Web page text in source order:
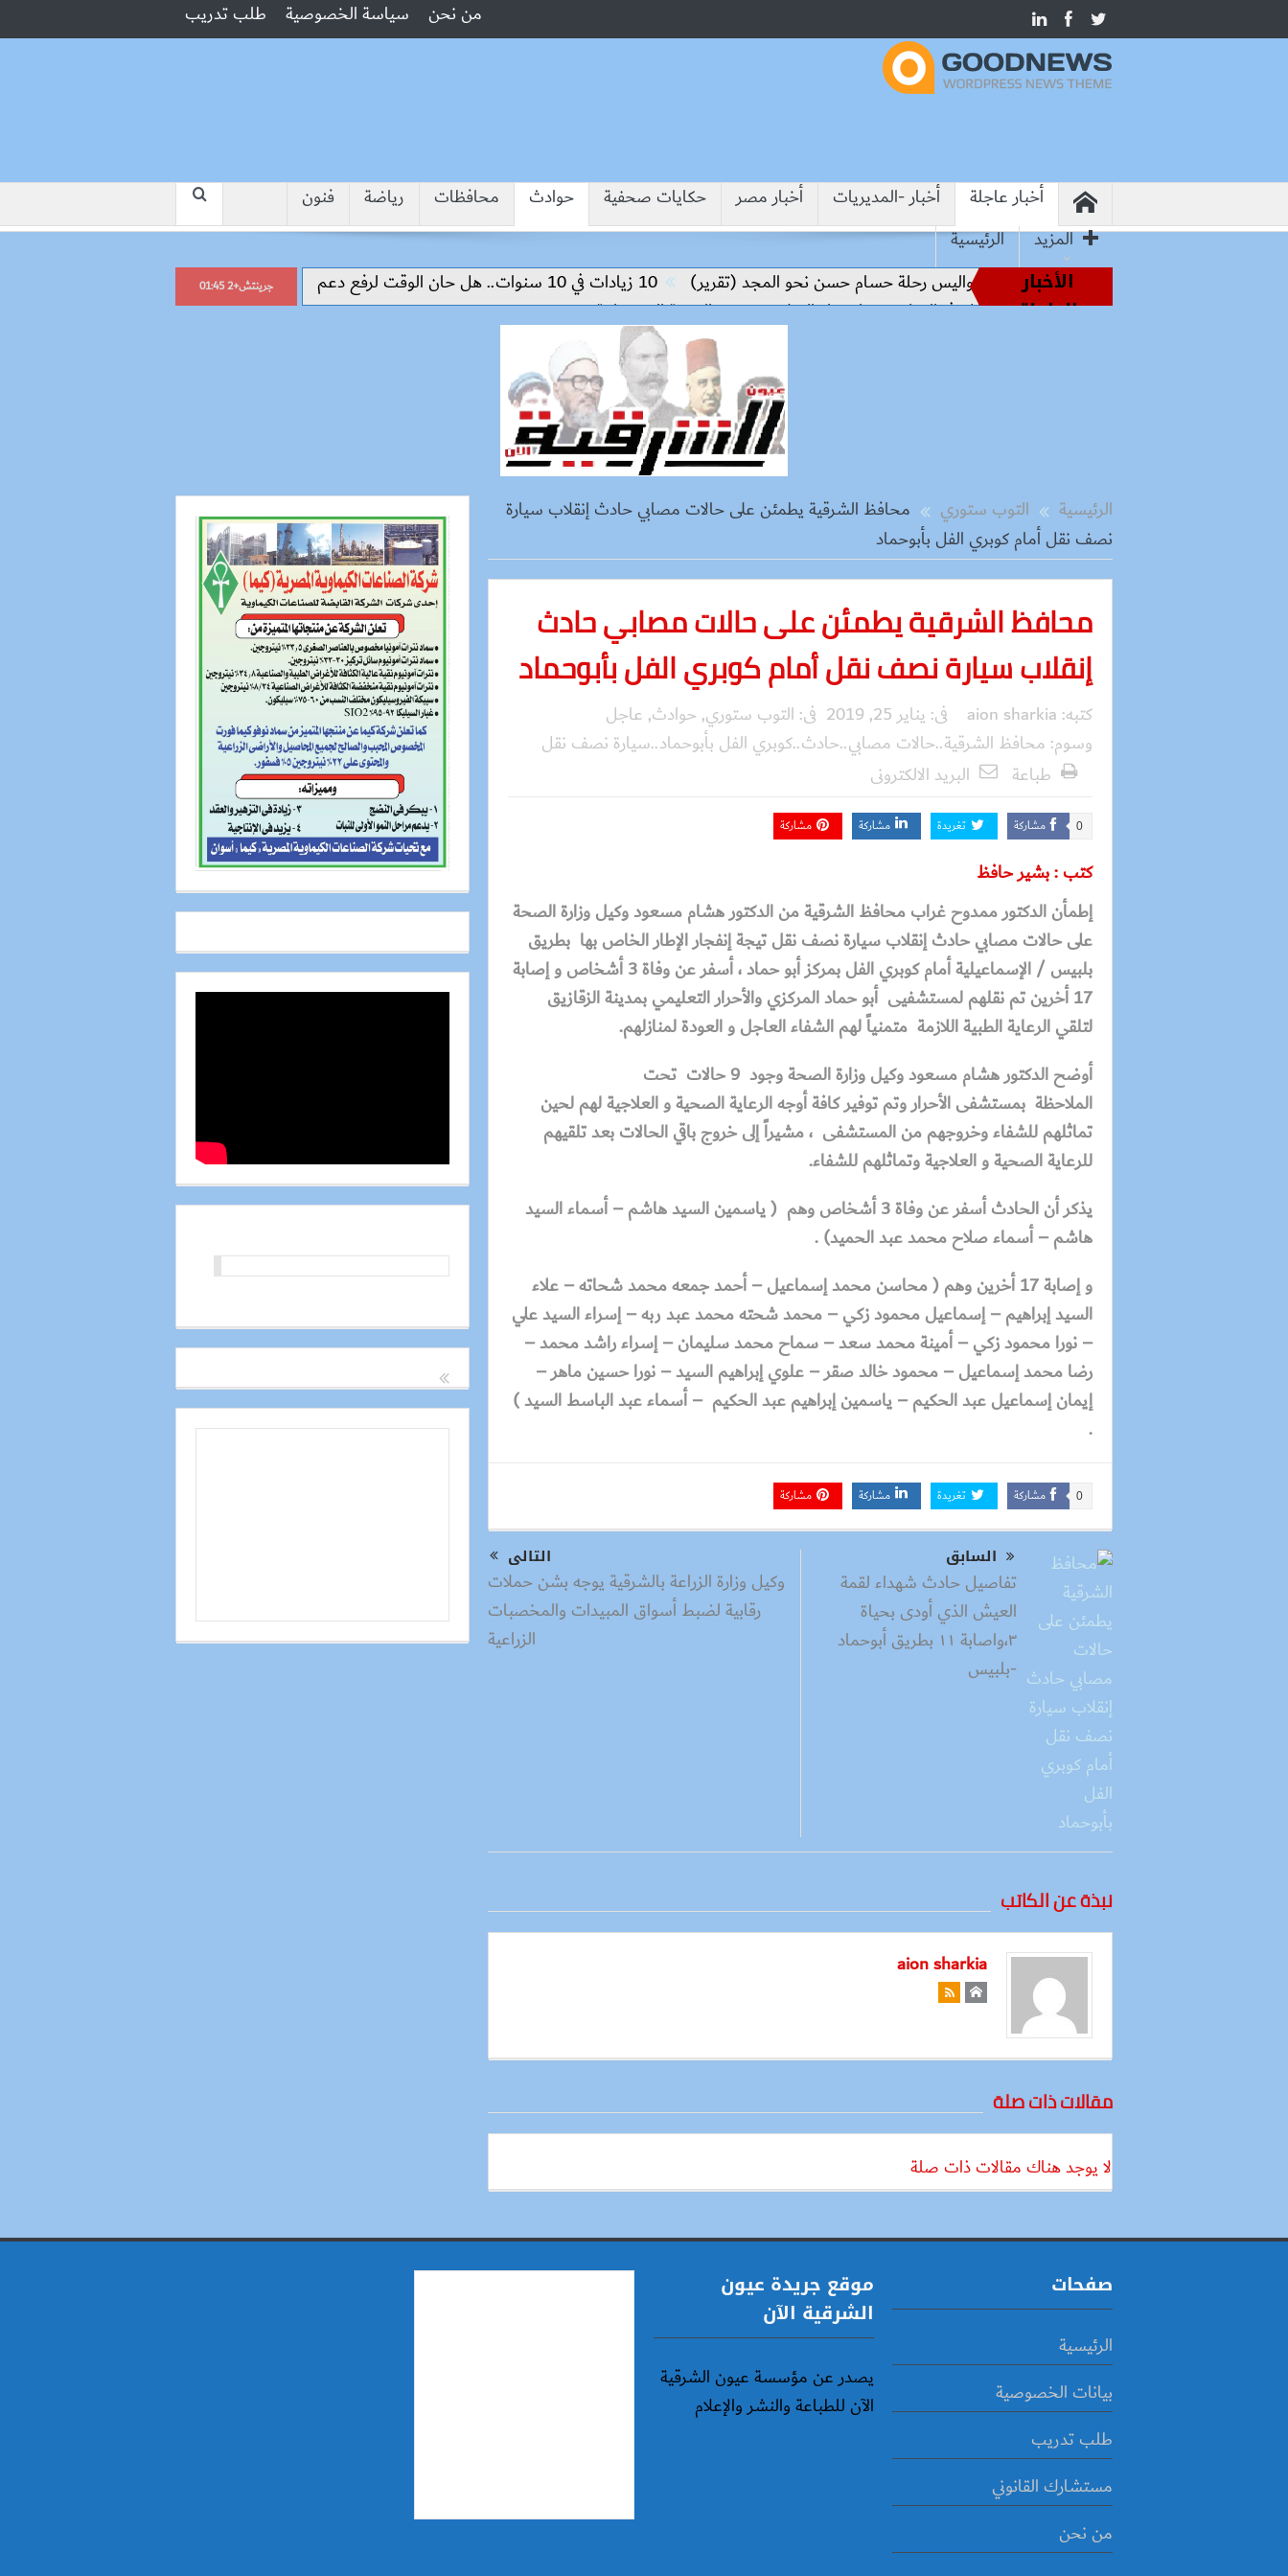
من نحن سياسة الخصوصية طلب تدريب
أخبار عاجلة أخبار -المديريات أخبار مصر حكايات صحفية حوادث محافظات رياضة
فنون
المزيد
الرئيسية
الأخبار
العاجلة
من أساطير الملاعب إلى قيادة الفراعنة.. كواليس رحلة حسام حسن نحو المجد (تقرير) 10 زيادات في 10 سنوات.. هل حان الوقت لرفع دعم البنزين نهائيا؟
“جبروت امرأة”.. مارست الرذيلة
من هيروشيما.. وزير التعليم: التعاون الدولي في التعليم مفتاح بناء السلام وتحقيق التنمية المستدامة
جرينتش+2 01:45
الرئيسية التوب ستوري
محافظ الشرقية يطمئن على حالات مصابي حادث إنقلاب سيارة
نصف نقل أمام كوبري الفل بأبوحماد
محافظ الشرقية يطمئن على حالات مصابي حادث
إنقلاب سيارة نصف نقل أمام كوبري الفل بأبوحماد
كتبه: aion sharkia فى: يناير 25, 2019 فى: التوب ستوري, حوادث, عاجل
وسوم: محافظ الشرقية..حالات مصابي..حادث..كوبري الفل بأبوحماد..سيارة نصف نقل
طباعة
البريد الالكترونى
مشاركة 0 تغريدة مشاركة مشاركة
كتب : بشير حافظ
إطمأن الدكتور ممدوح غراب محافظ الشرقيةمن الدكتور هشام مسعود وكيل وزارة الصحة
على حالات مصابي حادث إنقلاب سيارة نصف نقل تيجة إنفجار الإطار الخاص بها بطريق
بلبيس / الإسماعيلية أمام كوبري الفل بمركز أبو حماد ، أسفر عن وفاة 3 أشخاص و إصابة
17 أخرين تم نقلهم لمستشفيى أبو حماد المركزي والأحرار التعليمي بمدينة الزقازيق
لتلقي الرعاية الطبية اللازمة متمنياً لهم الشفاء العاجل و العودة لمنازلهم.
أوضح الدكتورهشام مسعود وكيل وزارة الصحة
وجود 9 حالات تحت
الملاحظة بمستشفى الأحرار وتم توفير كافة أوجه الرعاية الصحية و العلاجية لهم لحين
تماثلهم للشفاء وخروجهم من المستشفى ، مشيراً إلى خروج باقي الحالات بعد تلقيهم
للرعاية الصحية و العلاجية وتماثلهم للشفاء.
يذكر أن الحادث أسفر عن وفاة 3 أشخاص وهم
( ياسمين السيد هاشم – أسماء السيد
هاشم – أسماء صلاح محمد عبد الحميد) .
و إصابة 17 أخرين وهم
( محاسن محمد إسماعيل – أحمد جمعه محمد شحاته – علاء
السيد إبراهيم – إسماعيل محمود زكي – محمد شحته محمد عبد ربه – إسراء السيد علي
– نورا محمود زكي – أمينة محمد سعد – سماح محمد سليمان – إسراء راشد محمد –
رضا محمد إسماعيل – محمود خالد صقر – علوي إبراهيم السيد – نورا حسين ماهر –
إيمان إسماعيل عبد الحكيم – ياسمين إبراهيم عبد الحكيم – أسماء عبد الباسط السيد )
.
مشاركة 0 تغريدة مشاركة مشاركة
السابق
تفاصيل حادث شهداء لقمة
العيش الذي أودى بحياة
٣،واصابة ١١ بطريق أبوحماد
-بلبيس
التالى
وكيل وزارة الزراعة بالشرقية يوجه بشن حملات
رقابية لضبط أسواق المبيدات والمخصبات
الزراعية
نبذة عن الكاتب
aion sharkia
مقالات ذات صلة
لا يوجد هناك مقالات ذات صلة
صفحات
الرئيسية
بيانات الخصوصية
طلب تدريب
مستشارك القانوني
من نحن
موقع جريدة عيون
الشرقية الآن
يصدر عن مؤسسة عيون الشرقية
الآن للطباعة والنشر والإعلام